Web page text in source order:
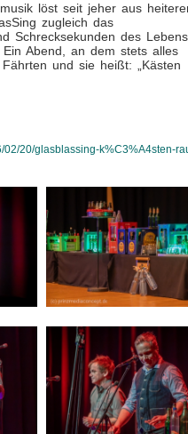
löst seit jeher aus
zugleich das
Schrecksekunden des
Abend, an dem stets alles
und sie heißt: „Kästen
20/glasblassing-k%C3%A4sten-